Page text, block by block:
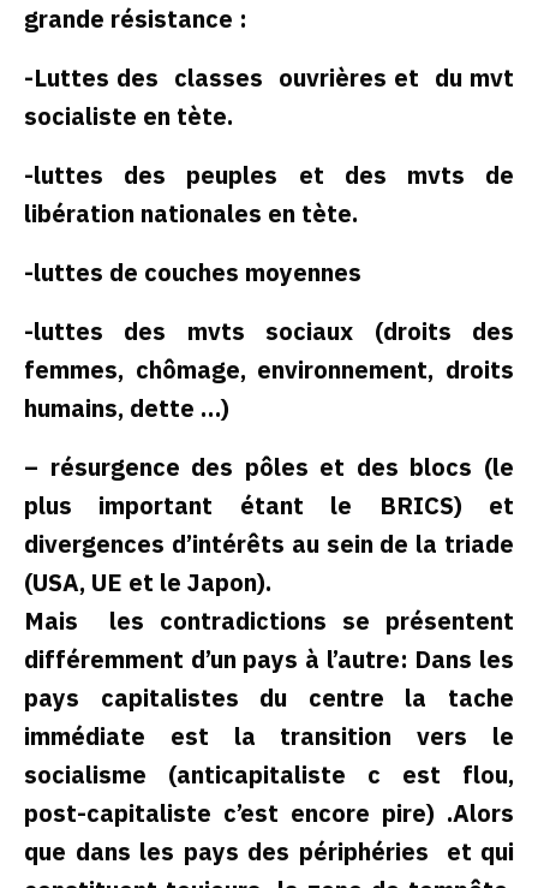
grande résistance :
-Luttes des classes ouvrières et du mvt
socialiste en tète.
-luttes des peuples et des mvts de
libération nationales en tète.
-luttes de couches moyennes
-luttes des mvts sociaux (droits des
femmes, chômage, environnement, droits
humains, dette …)
– résurgence des pôles et des blocs (le
plus important étant le BRICS) et
divergences d’intérêts au sein de la triade
(USA, UE et le Japon).
Mais les contradictions se présentent
différemment d’un pays à l’autre: Dans les
pays capitalistes du centre la tache
immédiate est la transition vers le
socialisme (anticapitaliste c est flou,
post-capitaliste c’est encore pire) .Alors
que dans les pays des périphéries et qui